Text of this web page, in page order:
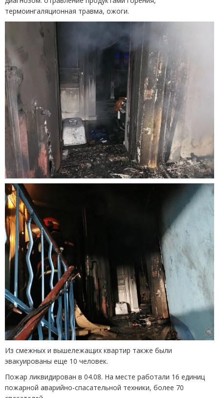
термоингаляционная травма, ожоги.
Из смежных и вышележащих квартир также были
эвакуированы еще 10 человек.
Пожар ликвидирован в 04.08. На месте работали 16 единиц
пожарной аварийно-спасательной техники, более 70